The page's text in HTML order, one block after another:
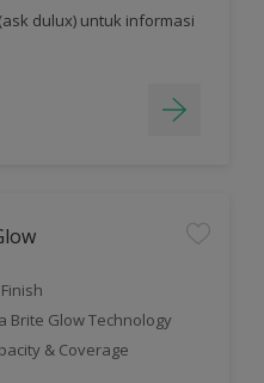
dulux) untuk informasi
Brite Glow Technology
& Coverage